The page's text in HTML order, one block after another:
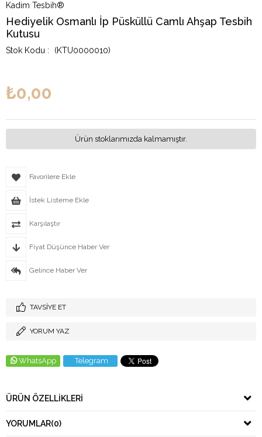
Kadim Tesbih®
Hediyelik Osmanlı İp Püsküllü Camlı Ahşap Tesbih
Kutusu
(KTU0000010)
₺0,00
Ürün stoklarımızda kalmamıştır.
Favorilere Ekle
İstek Listeme Ekle
Karşılaştır
Fiyat Düşünce Haber Ver
Gelince Haber Ver
TAVSIYE ET
YORUM YAZ
WhatsApp Telegram
ÜRÜN ÖZELLIKLERI
YORUMLAR(0)